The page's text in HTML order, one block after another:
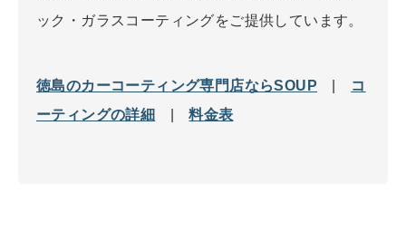
ック・ガラスコーティングをご提供しています。
徳島のカーコーティング専門店ならSOUP
コ
ーティングの詳細
|料金表